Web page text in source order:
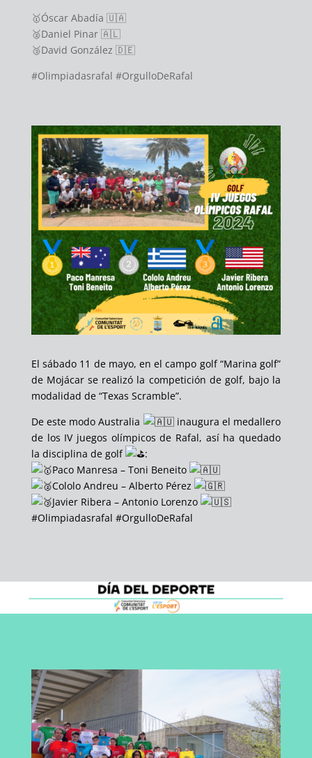
🥇Óscar Abadía 🇺🇦
🥈Daniel Pinar 🇦🇱
🥉David González 🇩🇪
#Olimpiadasrafal #OrgulloDeRafal
El sábado 11 de mayo, en el campo golf “Marina golf”
de Mojácar se realizó la competición de golf, bajo la
modalidad de “Texas Scramble”.
De este modo Australia
inaugura el medallero
de los IV juegos olímpicos de Rafal, así ha quedado
la disciplina de golf
:
Paco Manresa – Toni Beneito
Cololo Andreu – Alberto Pérez
Javier Ribera – Antonio Lorenzo
#Olimpiadasrafal #OrgulloDeRafal